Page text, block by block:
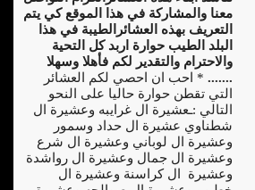
معنا والمشاركة في هذا الموقع كي يتم
التعريف بهذه العشائرالطيبة في هذا
البلد الطيب حوارة اربد كل التحية
والاحترام والتقدير لكم فأهلا وسهلا
....... * احب ان احصي لكم العشائر
التي تقطن حوارة حاليا على النحو
التالي :ـعشيرة ال غرايبه وعشيرة ال
شطناوي عشيرة ال حداد وسمور
وعشيرة ال لوباني وعشيرة ال شرع
وعشيرة ال جمال وعشيرة ال رواشدة
وعشيرة ال كراسنة وعشيرة ال